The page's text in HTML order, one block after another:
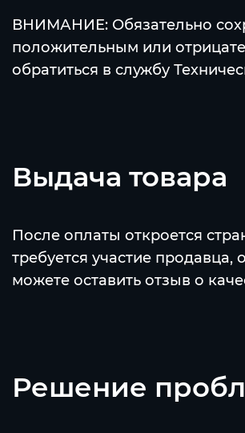
ВНИМАНИЕ: Обязательно
положительным или
обратиться в службу
Выдача товара
После оплаты откроется
требуется участие
можете оставить отзыв о
Решение